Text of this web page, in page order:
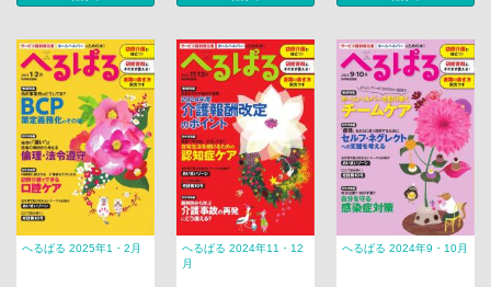
へるぱる 2025年1・2月
へるぱる 2024年11・12
月
へるぱる 2024年9・10月